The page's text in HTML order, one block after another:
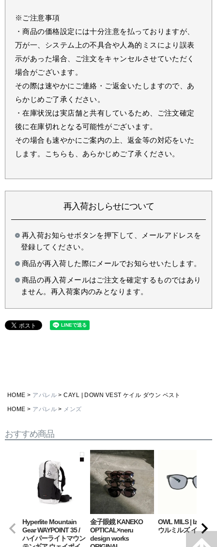
※ご注意事項
・商品の価格設定には十分注意を払っておりますが、
万が一、システム上の不具合や人為的ミスにより誤表
示があった場合、ご注文をキャンセルさせていただく
場合がございます。
その際は速やかにご連絡・ご返金いたしますので、あ
らかじめご了承ください。
・在庫状況は実店舗と共有しているため、ご注文確定
後に在庫切れとなる可能性がございます。
その場合も速やかにご案内の上、返金等の対応をいた
します。こちらも、あらかじめご了承ください。
再入荷おしらせについて
再入荷お知らせボタンを押下して、メールアドレスを
登録してください。
商品が再入荷した際にメールでお知らせいたします。
商品の再入荷メールはご注文を確定するものではあり
ません。再入荷案内のみとなります。
HOME アパレル CAYL | DOWN VEST ケイル ダウン ベスト
HOME アパレル メンズ
おすすめ商品
Hyperlite Mountain
Gear WAYPOINT 35 /
ハイパーライトマウン
金子眼鏡 KANEKO
OPTICAL×neru
design works
OWL MILS | Izanagi
ウルミルズ イザナギ